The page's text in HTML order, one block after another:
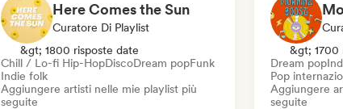
Here Comes the Sun
Curatore Di Playlist
&gt; 1800 risposte date
Chill / Lo-fi Hip-HopDiscoDream popFunk
Indie folk
Aggiungere artisti nelle mie playlist più
seguite
&gt; 1700
Dream pop
Pop
Aggiungere
seguite